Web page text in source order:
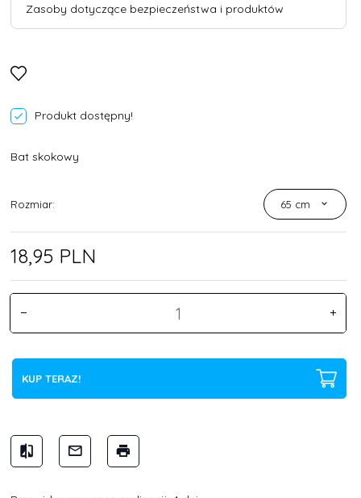
Zasoby dotyczące bezpieczeństwa i produktów
Produkt dostępny!
Bat skokowy
Rozmiar: 65 cm
18,95 PLN
KUP TERAZ!